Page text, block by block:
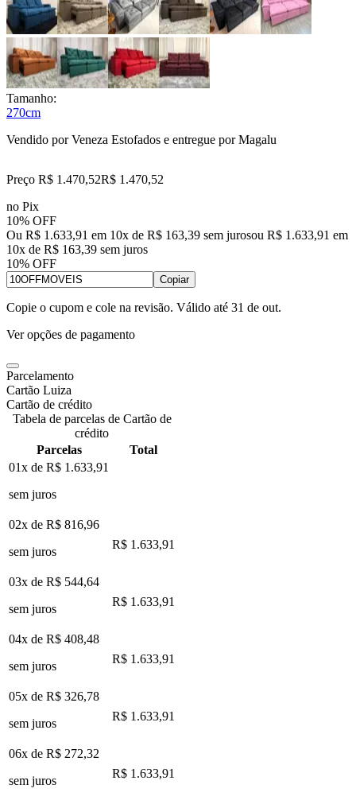
Tamanho:
270cm
Vendido porVeneza Estofados e entregue por Magalu
Preço R$ 1.470,52R$ 1.470,52
no Pix
10% OFF
Ou R$ 1.633,91 em 10x de R$ 163,39 sem jurosou R$ 1.633,91 em
10x de R$ 163,39 sem juros
10% OFF
Copiar
Copie o cupom e cole na revisão. Válido até 31 de out.
Ver opções de pagamento
Parcelamento
Cartão Luiza
Cartão de crédito
Tabela de parcelas de Cartão de
crédito
Parcelas
Total
01x de R$ 1.633,91
sem juros
02x de R$ 816,96
sem juros
R$ 1.633,91
03x de R$ 544,64
sem juros
R$ 1.633,91
04x de R$ 408,48
sem juros
R$ 1.633,91
05x de R$ 326,78
sem juros
R$ 1.633,91
06x de R$ 272,32
sem juros
R$ 1.633,91